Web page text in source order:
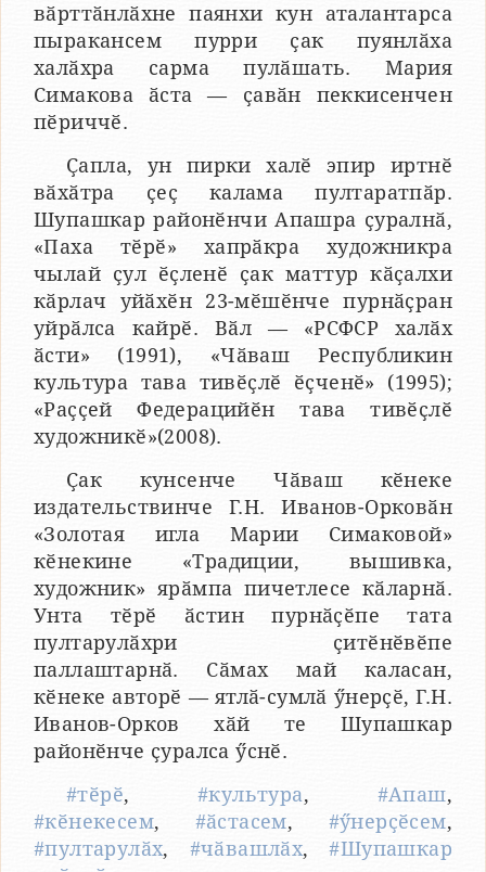
вӑрттӑнлӑхне паянхи кун аталантарса
пыракансем пурри ҫак пуянлӑха
халӑхра сарма пулӑшать. Мария
Симакова ӑста — ҫавӑн пеккисенчен
пӗриччӗ.
Ҫапла, ун пирки халӗ эпир иртнӗ
вӑхӑтра ҫеҫ калама пултаратпӑр.
Шупашкар районӗнчи Апашра ҫуралнӑ,
«Паха тӗрӗ» хапрӑкра художникра
чылай ҫул ӗҫленӗ ҫак маттур кӑҫалхи
кӑрлач уйӑхӗн 23-мӗшӗнче пурнӑҫран
уйрӑлса кайрӗ. Вӑл — «РСФСР халӑх
ӑсти» (1991), «Чӑваш Республикин
культура тава тивӗҫлӗ ӗҫченӗ» (1995);
«Раҫҫей Федерацийӗн тава тивӗҫлӗ
художникӗ»(2008).
Ҫак кунсенче Чӑваш кӗнеке
издательствинче Г.Н. Иванов-Орковӑн
«Золотая игла Марии Симаковой»
кӗнекине «Традиции, вышивка,
художник» ярӑмпа пичетлесе кӑларнӑ.
Унта тӗрӗ ӑстин пурнӑҫӗпе тата
пултарулӑхри ҫитӗнӗвӗпе
паллаштарнӑ. Сӑмах май каласан,
кӗнеке авторӗ — ятлӑ-сумлӑ ӳнерҫӗ, Г.Н.
Иванов-Орков хӑй те Шупашкар
районӗнче ҫуралса ӳснӗ.
#тӗрӗ, #культура, #Апаш,
#кӗнекесем, #ӑстасем, #ӳнерҫӗсем,
#пултарулӑх, #чӑвашлӑх,#Шупашкар